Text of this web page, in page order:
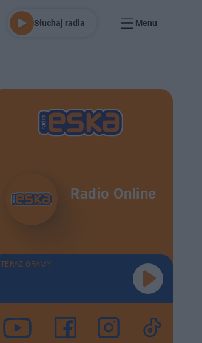
Słuchaj radia Menu
Radio Online
TERAZ GRAMY